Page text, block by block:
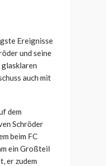
Ereignisse
und seine
auch mit
dem
Schröder
beim FC
ein Großteil
er zudem